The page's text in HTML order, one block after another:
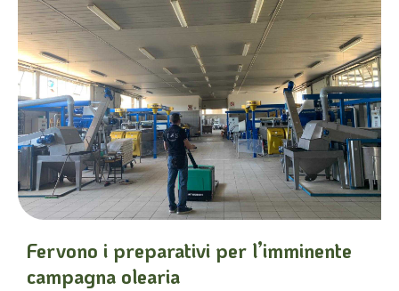
Fervono i preparativi per l’imminente
campagna olearia